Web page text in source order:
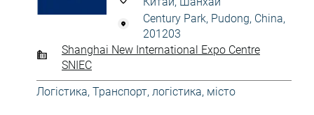
Century Park, Pudong, China,
201203
Shanghai New International Expo Centre
SNIEC
Логістика, Транспорт, логістика, місто